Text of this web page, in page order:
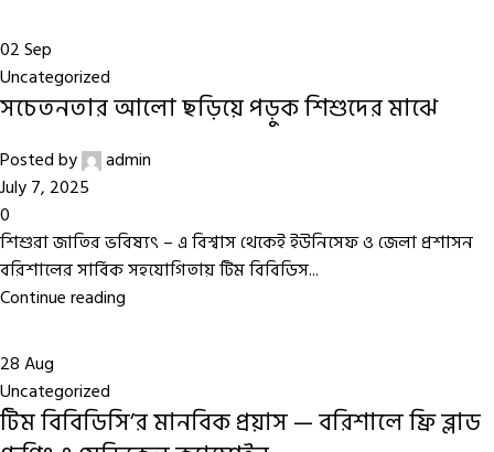
02Sep
Uncategorized
সচেতনতার আলো ছড়িয়ে পড়ুক শিশুদের মাঝে
Posted by
admin
July 7, 2025
0
শিশুরা জাতির ভবিষ্যৎ – এ বিশ্বাস থেকেই ইউনিসেফ ও জেলা প্রশাসন
বরিশালের সার্বিক সহযোগিতায় টিম বিবিডিস...
Continue reading
28Aug
Uncategorized
টিম বিবিডিসি’র মানবিক প্রয়াস — বরিশালে ফ্রি ব্লাড